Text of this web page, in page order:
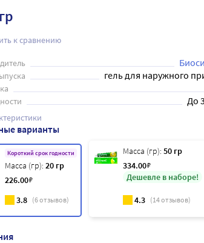
к сравнению
гель для наружного
До
варианты
Короткий срок годности
Масса (гр): 20 гр
226.00₽
3.8 (6отзывов)
Масса (гр): 50 гр
334.00₽
Дешевле в наборе!
4.3 (14отзывов)